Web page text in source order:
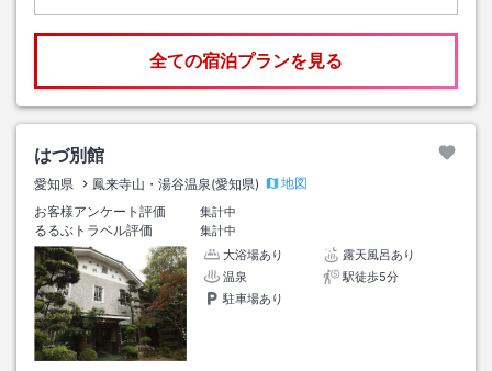
全ての宿泊プランを見る
はづ別館
愛知県 鳳来寺山・湯谷温泉(愛知県)
地図
お客様アンケート評価
集計中
るるぶトラベル評価
集計中
大浴場あり
露天風呂あり
温泉
駅徒歩5分
駐車場あり